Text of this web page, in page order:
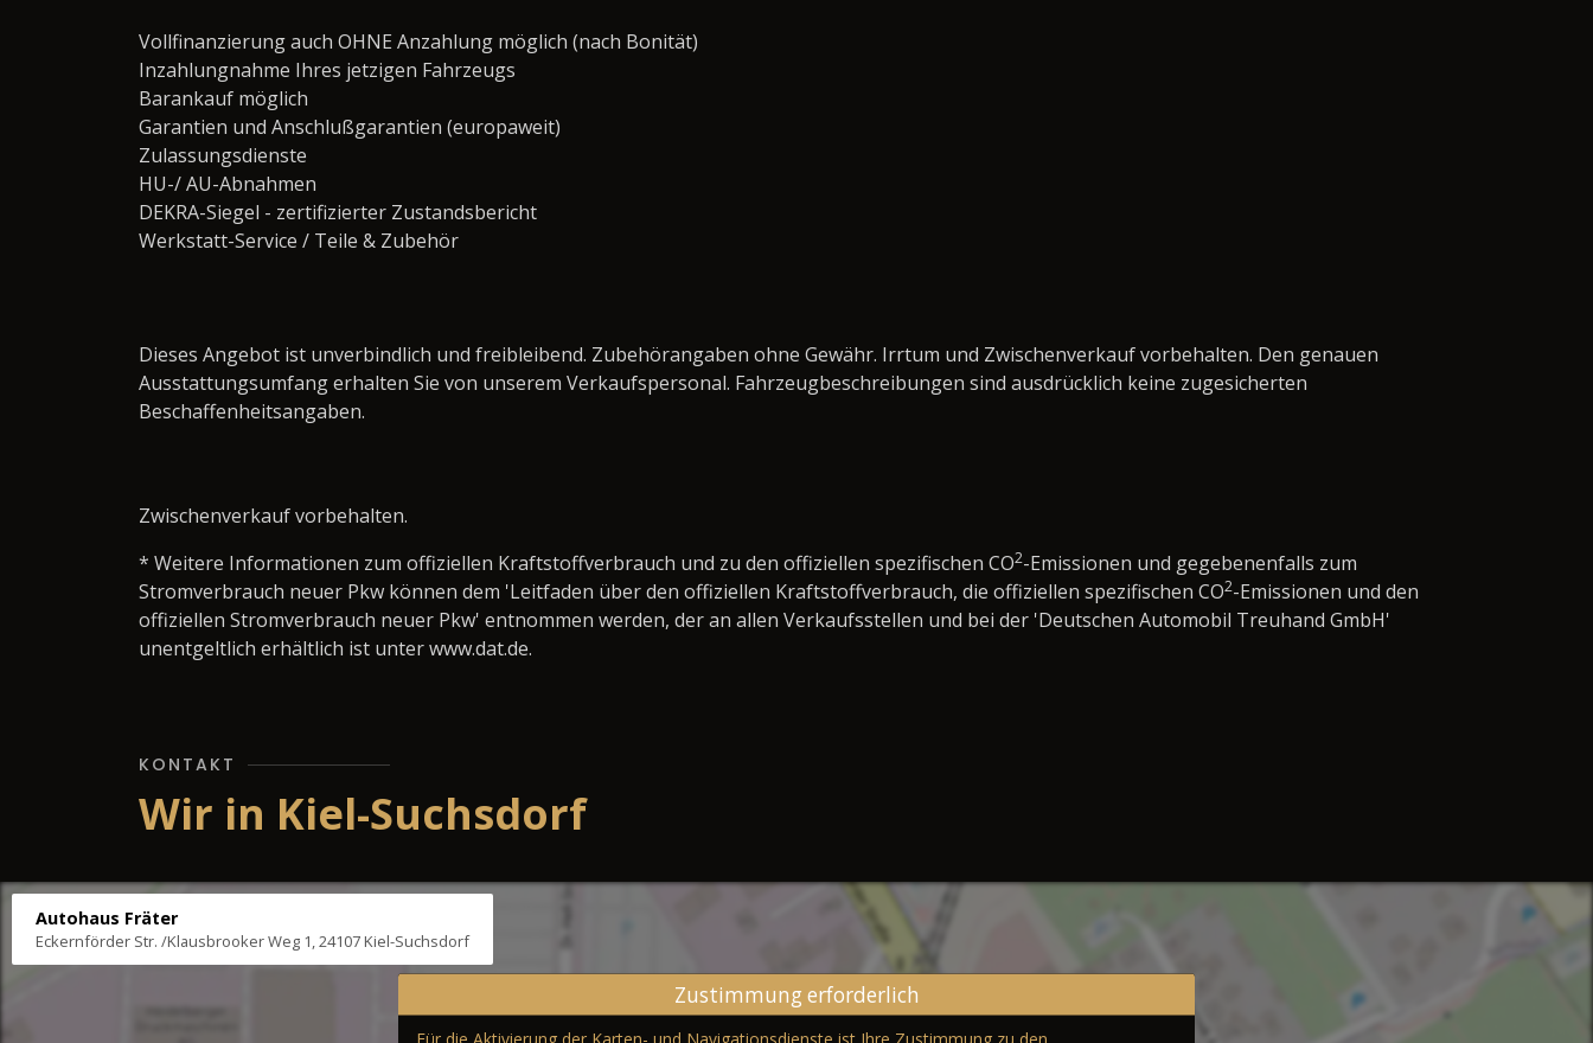
Vollfinanzierung auch OHNE Anzahlung möglich (nach Bonität)
Inzahlungnahme Ihres jetzigen Fahrzeugs
Barankauf möglich
Garantien und Anschlußgarantien (europaweit)
Zulassungsdienste
HU-/ AU-Abnahmen
DEKRA-Siegel - zertifizierter Zustandsbericht
Werkstatt-Service / Teile & Zubehör ­­­­­­­­­­­­­­­­
Dieses Angebot ist unverbindlich und freibleibend. Zubehörangaben ohne Gewähr. Irrtum und Zwischenverkauf vorbehalten. Den genauen
Ausstattungsumfang erhalten Sie von unserem Verkaufspersonal. Fahrzeugbeschreibungen sind ausdrücklich keine zugesicherten
Beschaffenheitsangaben.
Zwischenverkauf vorbehalten.
* Weitere Informationen zum offiziellen Kraftstoffverbrauch und zu den offiziellen spezifischen CO2-Emissionen und gegebenenfalls zum
Stromverbrauch neuer Pkw können dem 'Leitfaden über den offiziellen Kraftstoffverbrauch, die offiziellen spezifischen CO2-Emissionen und den
offiziellen Stromverbrauch neuer Pkw' entnommen werden, der an allen Verkaufsstellen und bei der 'Deutschen Automobil Treuhand GmbH'
unentgeltlich erhältlich ist unter www.dat.de.
KONTAKT
Wir in Kiel-Suchsdorf
Autohaus Fräter
Eckernförder Str. /Klausbrooker Weg 1, 24107 Kiel-Suchsdorf
Zustimmung erforderlich